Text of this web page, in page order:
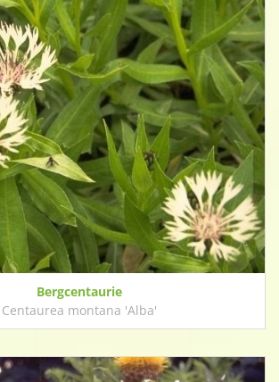
Bergcentaurie
Centaurea montana 'Alba'